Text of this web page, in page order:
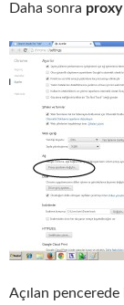
Daha sonra proxy
Açılan